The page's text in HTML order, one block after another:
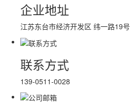
企业地址
江苏东台市经济开发区 纬一路19号
联系方式
139-0511-0028